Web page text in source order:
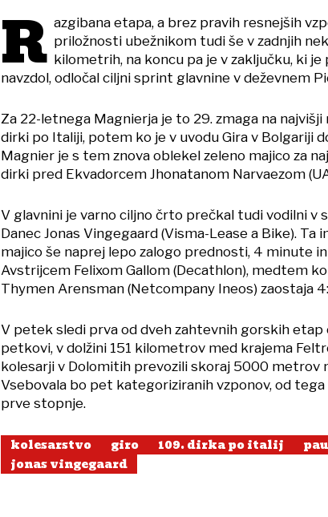
R azgibana etapa, a brez pravih resnejših
priložnosti ubežnikom tudi še v zadnjih
kilometrih, na koncu pa je v zaključku, ki
navzdol, odločal ciljni sprint glavnine v deževnem
Za 22-letnega Magnierja je to 29. zmaga na
dirki po Italiji, potem ko je v uvodu Gira v Bolgariji
Magnier je s tem znova oblekel zeleno majico za
dirki pred Ekvadorcem Jhonatanom Narvaezom
V glavnini je varno ciljno črto prečkal tudi vodilni v
Danec Jonas Vingegaard (Visma-Lease a Bike). Ta
majico še naprej lepo zalogo prednosti, 4 minute
Avstrijcem Felixom Gallom (Decathlon), medtem
Thymen Arensman (Netcompany Ineos) zaostaja
V petek sledi prva od dveh zahtevnih gorskih etap
petkovi, v dolžini 151 kilometrov med krajema
kolesarji v Dolomitih prevozili skoraj 5000 metrov
Vsebovala bo pet kategoriziranih vzponov, od
prve stopnje.
kolesarstvo giro 109. dirka po italij
jonas vingegaard